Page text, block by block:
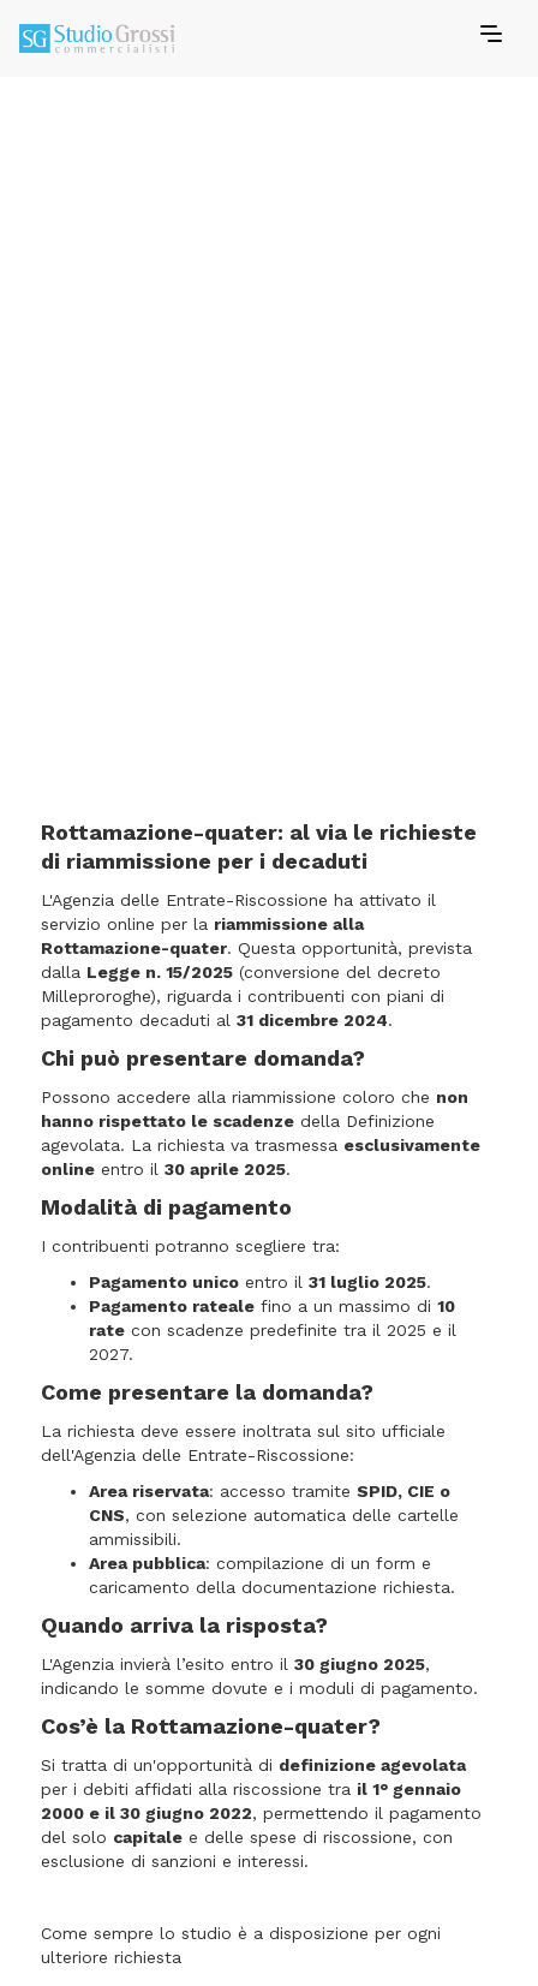
Rottamazione-quater: al via le richieste
di riammissione per i decaduti
L'Agenzia delle Entrate-Riscossione ha attivato il
servizio online per la riammissione alla
Rottamazione-quater. Questa opportunità, prevista
dalla Legge n. 15/2025 (conversione del decreto
Milleproroghe), riguarda i contribuenti con piani di
pagamento decaduti al 31 dicembre 2024.
Chi può presentare domanda?
Possono accedere alla riammissione coloro che non
hanno rispettato le scadenze della Definizione
agevolata. La richiesta va trasmessa esclusivamente
online entro il 30 aprile 2025.
Modalità di pagamento
I contribuenti potranno scegliere tra:
Pagamento unico entro il 31 luglio 2025.
Pagamento rateale fino a un massimo di 10
rate con scadenze predefinite tra il 2025 e il
2027.
Come presentare la domanda?
La richiesta deve essere inoltrata sul sito ufficiale
dell'Agenzia delle Entrate-Riscossione:
Area riservata: accesso tramite SPID, CIE o
CNS, con selezione automatica delle cartelle
ammissibili.
Area pubblica: compilazione di un form e
caricamento della documentazione richiesta.
Quando arriva la risposta?
L'Agenzia invierà l’esito entro il 30 giugno 2025,
indicando le somme dovute e i moduli di pagamento.
Cos’è la Rottamazione-quater?
Si tratta di un'opportunità di definizione agevolata
per i debiti affidati alla riscossione tra il 1° gennaio
2000 e il 30 giugno 2022, permettendo il pagamento
del solo capitale e delle spese di riscossione, con
esclusione di sanzioni e interessi.
Come sempre lo studio è a disposizione per ogni
ulteriore richiesta